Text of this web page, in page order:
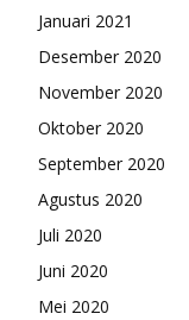
Januari 2021
Desember 2020
November 2020
Oktober 2020
September 2020
Agustus 2020
Juli 2020
Juni 2020
Mei 2020